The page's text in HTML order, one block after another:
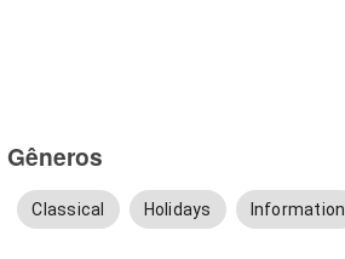
Gêneros
Classical Holidays Information